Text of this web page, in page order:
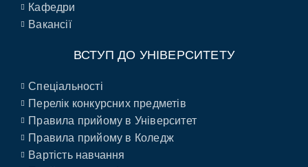
Кафедри
Вакансії
ВСТУП ДО УНІВЕРСИТЕТУ
Спеціальності
Перелік конкурсних предметів
Правила прийому в Університет
Правила прийому в Коледж
Вартість навчання